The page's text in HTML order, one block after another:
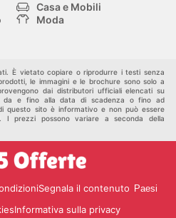
Casa e Mobili
Moda
È vietato copiare o riprodurre i testi senza
le immagini e le brochure sono solo a
dai distributori ufficiali elencati su
da e fino alla data di scadenza o fino ad
questo sito è informativo e non può essere
I prezzi possono variare a seconda della
Segnala il contenuto Paesi
Informativa sulla privacy